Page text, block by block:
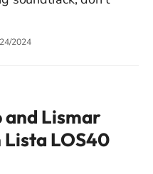
2024
Lismar
Lista LOS40